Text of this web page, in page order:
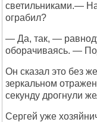
светильниками.—
ограбил?
— Да, так, —
оборачиваясь. —
Он сказал это без
зеркальном
секунду дрогнули
Сергей уже